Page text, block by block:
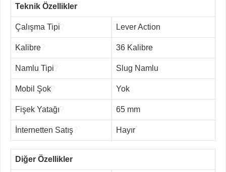
Teknik Özellikler
Çalışma Tipi Lever Action
Kalibre 36 Kalibre
Namlu Tipi Slug Namlu
Mobil Şok Yok
Fişek Yatağı 65 mm
İnternetten Satış Hayır
Diğer Özellikler